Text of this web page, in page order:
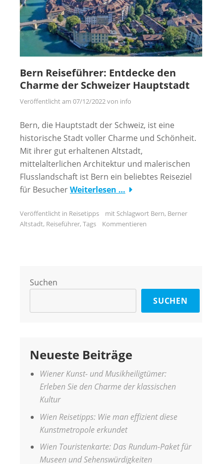
Bern Reiseführer: Entdecke den
Charme der Schweizer Hauptstadt
Veröffentlicht am 07/12/2022von info
Bern, die Hauptstadt der Schweiz, ist eine
historische Stadt voller Charme und Schönheit.
Mit ihrer gut erhaltenen Altstadt,
mittelalterlichen Architektur und malerischen
Flusslandschaft ist Bern ein beliebtes Reiseziel
für BesucherWeiterlesen …
Veröffentlicht in Reisetipps mit Schlagwort Bern, Berner
Altstadt, Reiseführer, Tags Kommentieren
Suchen
SUCHEN
Neueste Beiträge
Wiener Kunst- und Musikheiligtümer:
Erleben Sie den Charme der klassischen
Kultur
Wien Reisetipps: Wie man effizient diese
Kunstmetropole erkundet
Wien Touristenkarte: Das Rundum-Paket für
Museen und Sehenswürdigkeiten